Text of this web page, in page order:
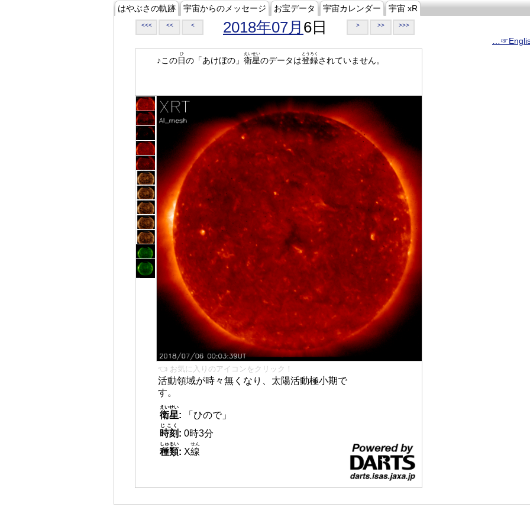
はやぶさの軌跡 宇宙からのメッセージ お宝データ 宇宙カレンダー 宇宙 xR
<<< << < 2018年07月 6日 > >> >>>
♪この日
ひ
の「あけぼの」 衛星
えいせい
のデータは登録
とうろく
されていません。
👈 お気に入りのアイコンをクリック！
活動領域が時々無くなり、太陽活動極小期で
す。
衛星
えいせい
:
「ひので」
時刻
じこく
: 0時3分
種類
しゅるい
: X線
せん